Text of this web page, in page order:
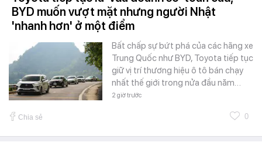
BYD muốn vượt mặt nhưng người Nhật
'nhanh hơn' ở một điểm
Bất chấp sự bứt phá của các hãng xe
Trung Quốc như BYD, Toyota tiếp tục
giữ vị trí thương hiệu ô tô bán chạy
nhất thế giới trong nửa đầu năm…
2 giờ trước
Chia sẻ 0